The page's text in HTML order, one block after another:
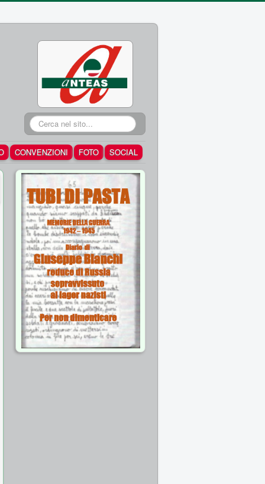
Cerca...
CONVENZIONI FOTO SOCIAL